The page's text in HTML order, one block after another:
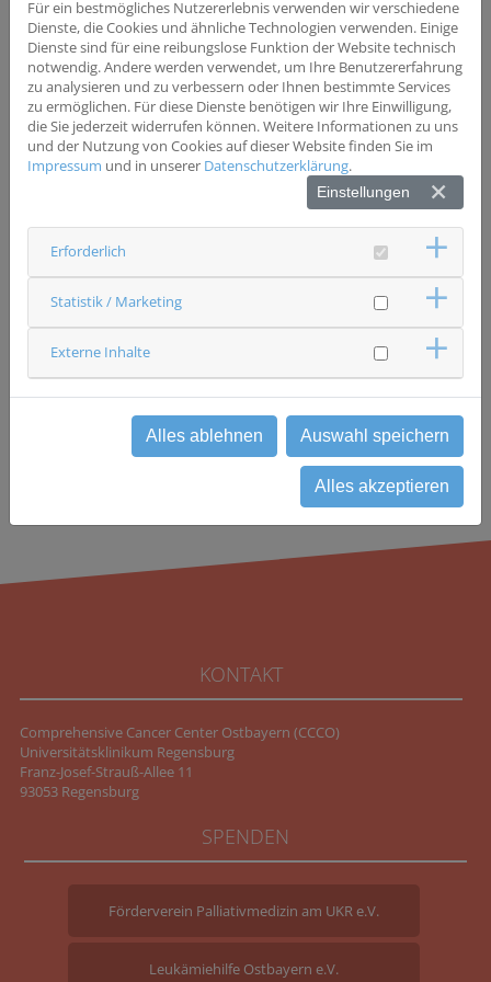
Wesentliche Ausschlusskriterien
gängige Ausschlusskriterien für ein MRT z.B. Implantate
Status
rekrutierend
Studienzentrale
0941 94417486
studien.rdi(at)ukr.de
zurück
KONTAKT
Comprehensive Cancer Center Ostbayern (CCCO)
Universitätsklinikum Regensburg
Franz-Josef-Strauß-Allee 11
93053 Regensburg
SPENDEN
Förderverein Palliativmedizin am UKR e.V.
Leukämiehilfe Ostbayern e.V.
Für ein bestmögliches Nutzererlebnis verwenden wir verschiedene
Dienste, die Cookies und ähnliche Technologien verwenden. Einige
Dienste sind für eine reibungslose Funktion der Website technisch
notwendig. Andere werden verwendet, um Ihre Benutzererfahrung
zu analysieren und zu verbessern oder Ihnen bestimmte Services
zu ermöglichen. Für diese Dienste benötigen wir Ihre Einwilligung,
die Sie jederzeit widerrufen können. Weitere Informationen zu uns
und der Nutzung von Cookies auf dieser Website finden Sie im
Impressum und in unserer Datenschutzerklärung.
Einstellungen
Erforderlich
Statistik / Marketing
Externe Inhalte
Alles ablehnen Auswahl speichern
Alles akzeptieren